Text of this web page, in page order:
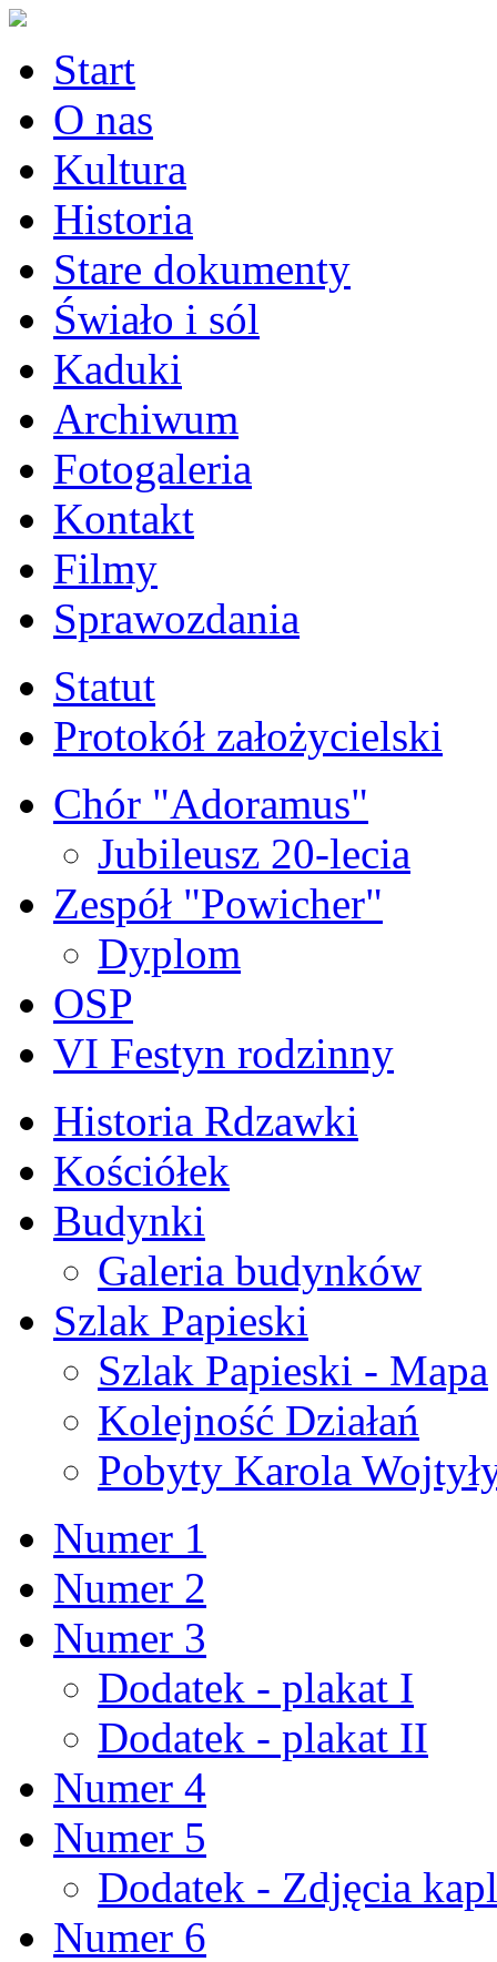
Start
O nas
Kultura
Historia
Stare dokumenty
Świało i sól
Kaduki
Archiwum
Fotogaleria
Kontakt
Filmy
Sprawozdania
Statut
Protokół założycielski
Chór "Adoramus"
Jubileusz 20-lecia
Zespół "Powicher"
Dyplom
OSP
VI Festyn rodzinny
Historia Rdzawki
Kościółek
Budynki
Galeria budynków
Szlak Papieski
Szlak Papieski - Mapa
Kolejność Działań
Pobyty Karola
Numer 1
Numer 2
Numer 3
Dodatek - plakat I
Dodatek - plakat II
Numer 4
Numer 5
Dodatek - Zdjęcia
Numer 6